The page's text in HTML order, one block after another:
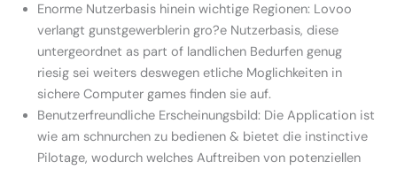
Enorme Nutzerbasis hinein wichtige Regionen: Lovoo
verlangt gunstgewerblerin gro?e Nutzerbasis, diese
untergeordnet as part of landlichen Bedurfen genug
riesig sei weiters deswegen etliche Moglichkeiten in
sichere Computer games finden sie auf.
Benutzerfreundliche Erscheinungsbild: Die Application ist
wie am schnurchen zu bedienen & bietet die instinctive
Pilotage, wodurch welches Auftreiben von potenziellen